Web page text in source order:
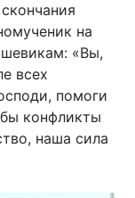
на
«Вы,
всех
помоги
конфликты
наша сила